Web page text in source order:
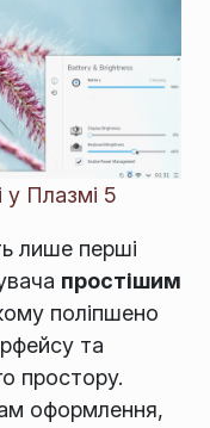
у Плазмі 5
лише перші
простішим
поліпшено
та
простору.
оформлення,